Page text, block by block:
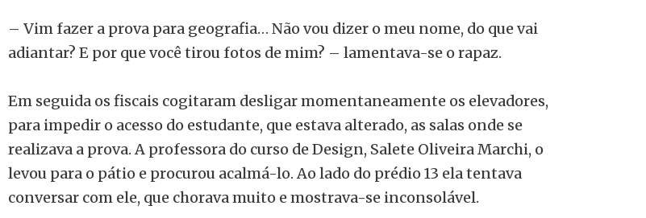
– Vim fazer a prova para geografia… Não vou dizer o meu nome, do que vai
adiantar? E por que você tirou fotos de mim? – lamentava-se o rapaz.
Em seguida os fiscais cogitaram desligar momentaneamente os elevadores,
para impedir o acesso do estudante, que estava alterado, as salas onde se
realizava a prova. A professora do curso de Design, Salete Oliveira Marchi, o
levou para o pátio e procurou acalmá-lo. Ao lado do prédio 13 ela tentava
conversar com ele, que chorava muito e mostrava-se inconsolável.